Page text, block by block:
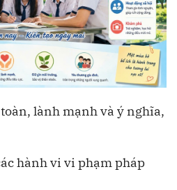
lành mạnh và ý nghĩa,
hành vi vi phạm pháp